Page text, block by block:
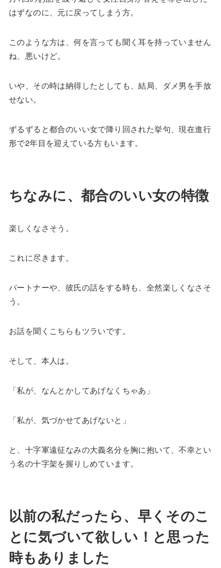
はずなのに、元に戻ってしまう方。
このような方は、何を言っても聞く耳を持っていません
ね、悪いけど。
いや、その時は納得したとしても、結局、ダメ男を手放
せない。
ずるずると都合のいい女で降り回された挙句、現在進行
形で2年目を迎えている方もいます。
ちなみに、都合のいい女の特徴
楽しくなさそう。
これに尽きます。
パートナーや、彼氏の話をする時も、全然楽しくなさそ
う。
お話を聞くこちらもツラいです。
そして、本人は。
「私が、なんとかしてあげなくちゃあ」
「私が、気づかせてあげないと」
と、十字軍遠征なみの大義名分を胸に抱いて、不幸とい
う名の十字架を握りしめています。
以前の私だったら、早くそのこ
とに気づいて欲しい！と思った
時もありました